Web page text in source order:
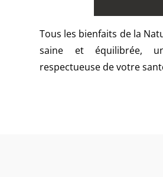
Tous les bienfaits de la
saine et équilibrée,
respectueuse de votre